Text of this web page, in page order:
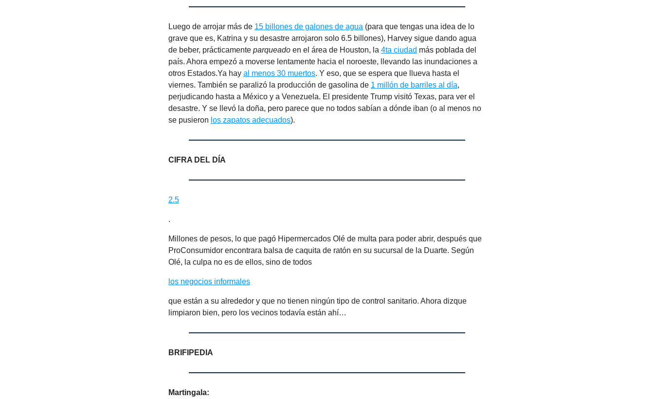
Luego de arrojar más de 15 billones de galones de agua (para que tengas una idea de lo
grave que es, Katrina y su desastre arrojaron solo 6.5 billones), Harvey sigue dando agua
de beber, prácticamente parqueado en el área de Houston, la 4ta ciudad más poblada del
país. Ahora empezó a moverse lentamente hacia el noroeste, llevando las inundaciones a
otros Estados.Ya hay al menos 30 muertos. Y eso, que se espera que llueva hasta el
viernes. También se paralizó la producción de gasolina de 1 millón de barriles al día,
perjudicando hasta a México y a Venezuela. El presidente Trump visitó Texas, para ver el
desastre. Y se llevó la doña, pero parece que no todos sabían a dónde iban (o al menos no
se pusieron los zapatos adecuados).
CIFRA DEL DÍA
2.5
.
Millones de pesos, lo que pagó Hipermercados Olé de multa para poder abrir, después que
ProConsumidor encontrara balsa de caquita de ratón en su sucursal de la Duarte. Según
Olé, la culpa no es de ellos, sino de todos
los negocios informales
que están a su alrededor y que no tienen ningún tipo de control sanitario. Ahora dizque
limpiaron bien, pero los vecinos todavía están ahí…
BRIFIPEDIA
Martingala: